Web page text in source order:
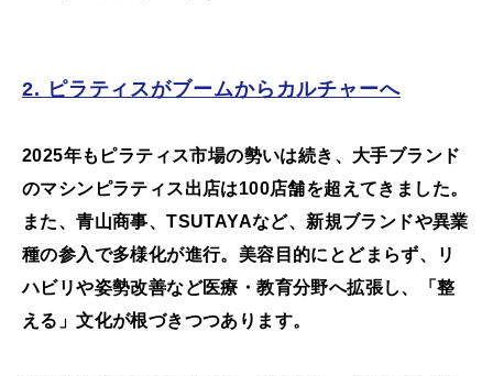
2. ピラティスがブームからカルチャーへ
2025年もピラティス市場の勢いは続き、大手ブランド
のマシンピラティス出店は100店舗を超えてきました。
また、青山商事、TSUTAYAなど、新規ブランドや異業
種の参入で多様化が進行。美容目的にとどまらず、リ
ハビリや姿勢改善など医療・教育分野へ拡張し、「整
える」文化が根づきつつあります。